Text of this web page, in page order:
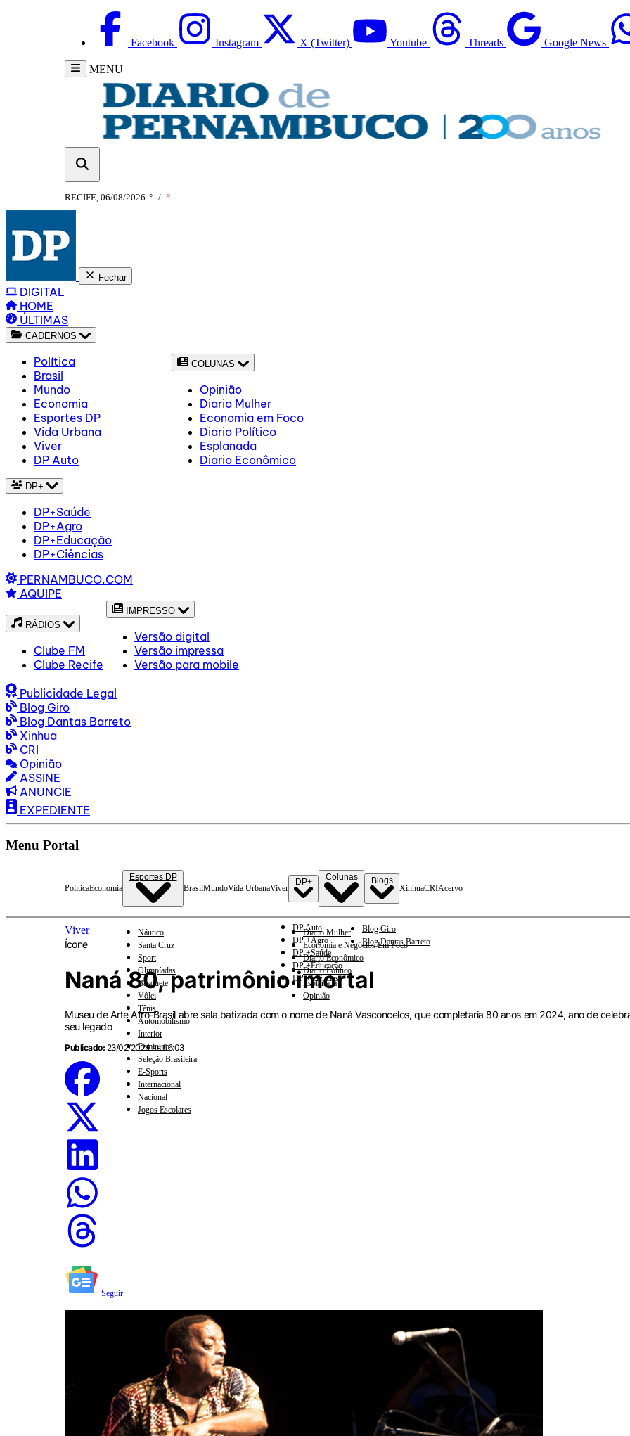
Facebook Instagram X (Twitter) Youtube Threads Google News
MENU
RECIFE, 06/08/2026 ° / °
Fechar
DIGITAL
HOME
ÚLTIMAS
CADERNOS
Política
Brasil
Mundo
Economia
Esportes DP
Vida Urbana
Viver
DP Auto
COLUNAS
Opinião
Diario Mulher
Economia em Foco
Diario Político
Esplanada
Diario Econômico
DP+
DP+Saúde
DP+Agro
DP+Educação
DP+Ciências
PERNAMBUCO.COM
AQUIPE
RÁDIOS
Clube FM
Clube Recife
IMPRESSO
Versão digital
Versão impressa
Versão para mobile
Publicidade Legal
Blog Giro
Blog Dantas Barreto
Xinhua
CRI
Opinião
ASSINE
ANUNCIE
EXPEDIENTE
Menu Portal
PolíticaEconomia
Esportes DP
Náutico
Santa Cruz
Sport
Olimpíadas
Basquete
Vôlei
Tênis
Automobilismo
Interior
Feminino
Seleção Brasileira
E-Sports
Internacional
Nacional
Jogos Escolares
BrasilMundoVida UrbanaViver
DP+
DP Auto
DP +Agro
DP +Saúde
DP +Educação
DP +Ciências
Colunas
Diario Mulher
Economia e Negócios Em Foco
Diario Econômico
Diario Político
Esplanada
Opinião
Blogs
Blog Giro
Blog Dantas Barreto
XinhuaCRIAcervo
Viver
Ícone
Naná 80, patrimônio imortal
Museu de Arte Afro-Brasil abre sala batizada com o nome de Naná Vasconcelos, que completaria 80 anos em 2024, ano de
seu legado
Publicado: 23/02/2024 às 06:03
Seguir